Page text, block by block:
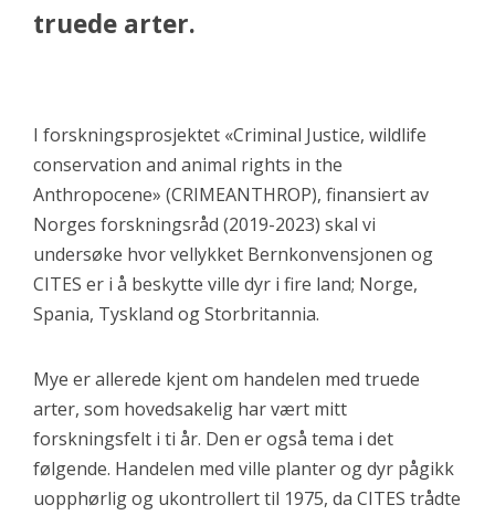
truede arter.
I forskningsprosjektet «Criminal Justice, wildlife
conservation and animal rights in the
Anthropocene» (CRIMEANTHROP), finansiert av
Norges forskningsråd (2019-2023) skal vi
undersøke hvor vellykket Bernkonvensjonen og
CITES er i å beskytte ville dyr i fire land; Norge,
Spania, Tyskland og Storbritannia.
Mye er allerede kjent om handelen med truede
arter, som hovedsakelig har vært mitt
forskningsfelt i ti år. Den er også tema i det
følgende. Handelen med ville planter og dyr pågikk
uopphørlig og ukontrollert til 1975, da CITES trådte